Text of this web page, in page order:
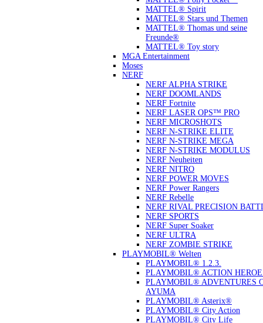
MATTEL® Spirit
MATTEL® Stars und Themen
MATTEL® Thomas und seine
Freunde®
MATTEL® Toy story
MGA Entertainment
Moses
NERF
NERF ALPHA STRIKE
NERF DOOMLANDS
NERF Fortnite
NERF LASER OPS™ PRO
NERF MICROSHOTS
NERF N-STRIKE ELITE
NERF N-STRIKE MEGA
NERF N-STRIKE MODULUS
NERF Neuheiten
NERF NITRO
NERF POWER MOVES
NERF Power Rangers
NERF Rebelle
NERF RIVAL PRECISION
NERF SPORTS
NERF Super Soaker
NERF ULTRA
NERF ZOMBIE STRIKE
PLAYMOBIL® Welten
PLAYMOBIL® 1.2.3.
PLAYMOBIL® ACTION
PLAYMOBIL® ADVENTURES
AYUMA
PLAYMOBIL® Asterix®
PLAYMOBIL® City Action
PLAYMOBIL® City Life